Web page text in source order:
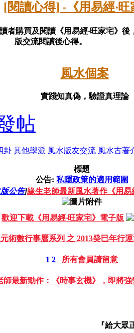
[閱讀心得] -《用易經‧旺
者購買及閱讀《用易經‧旺家宅》後
版交流閱讀後心得。
風水個案
實踐知真偽，驗證真理論
帖
卦 其他學派 風水版友交流 風水古著
標題
公告: 私隱政策的適用範圍
公告]緣生老師最新風水著作《用易
歡迎下載《用易經‧旺家宅》電子版
術數行事曆系列 之 2013癸巳年行
1 2 所有會員請留意
師最新勁作：《時事玄機》，即將強
『給大